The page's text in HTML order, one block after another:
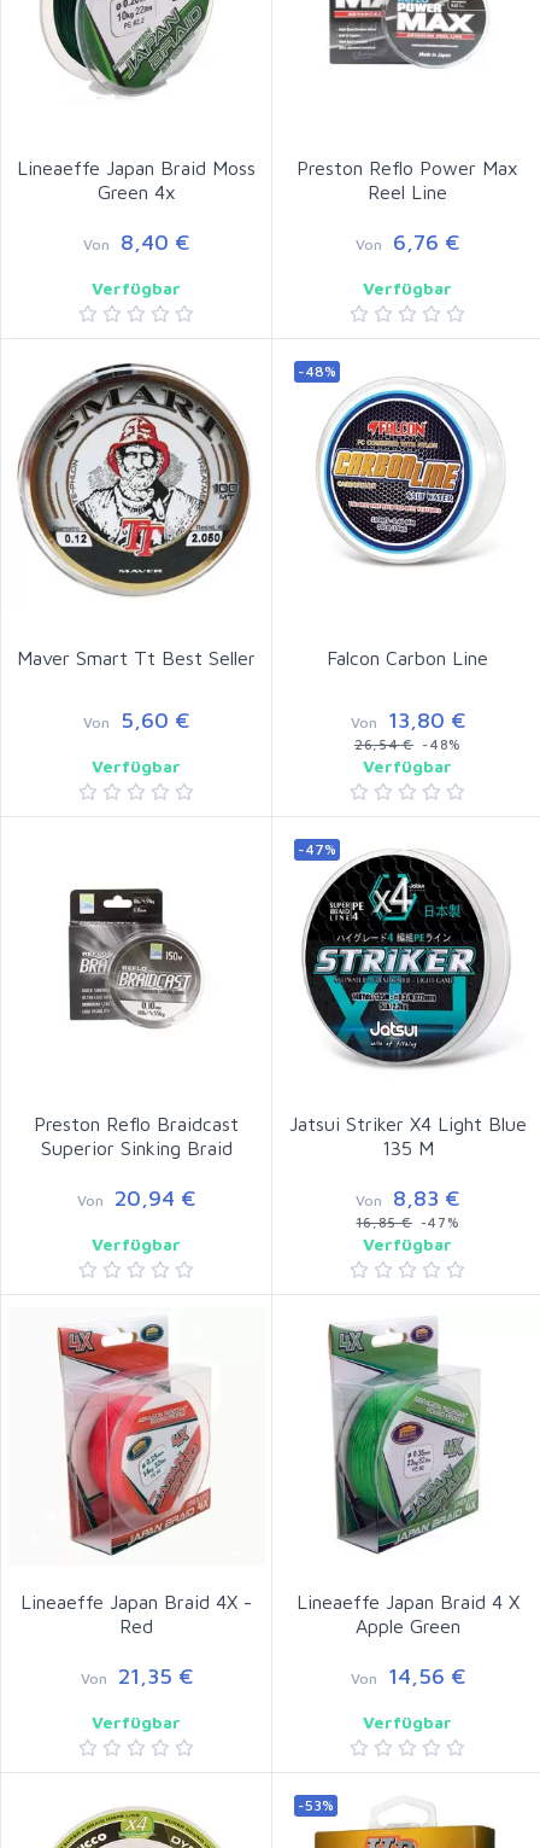
Lineaeffe Japan Braid Moss
Green 4x
Von 8,40 €
Verfügbar
Preston Reflo Power Max
Reel Line
Von 6,76 €
Verfügbar
Maver Smart Tt Best Seller
Von 5,60 €
Verfügbar
-48%
Falcon Carbon Line
Von 13,80 €
26,54 €-48%
Verfügbar
Preston Reflo Braidcast
Superior Sinking Braid
Von 20,94 €
Verfügbar
-47%
Jatsui Striker X4 Light Blue
135 M
Von 8,83 €
16,85 €-47%
Verfügbar
Lineaeffe Japan Braid 4X -
Red
Von 21,35 €
Verfügbar
Lineaeffe Japan Braid 4 X
Apple Green
Von 14,56 €
Verfügbar
-53%